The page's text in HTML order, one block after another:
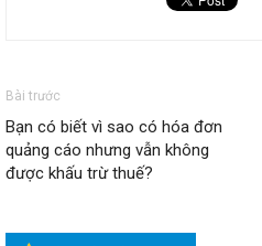
Bài trước
Bạn có biết vì sao có hóa đơn
quảng cáo nhưng vẫn không
được khấu trừ thuế?